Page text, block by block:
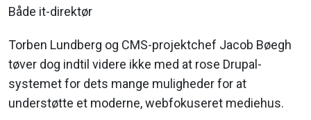
Både it-direktør
Torben Lundberg og CMS-projektchef Jacob Bøegh
tøver dog indtil videre ikke med at rose Drupal-
systemet for dets mange muligheder for at
understøtte et moderne, webfokuseret mediehus.